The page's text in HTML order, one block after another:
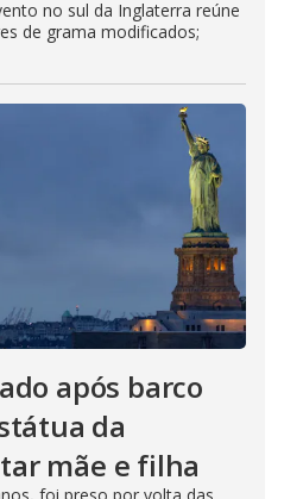
no sul da Inglaterra reúne
de grama modificados;
após barco
da
mãe e filha
foi preso por volta das